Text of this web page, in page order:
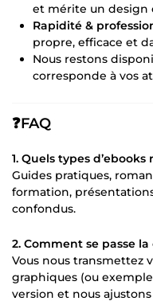
et mérite un design
Rapidité &
propre, efficace et
Nous restons
corresponde à vos
❓FAQ
1. Quels types d’ebooks
Guides pratiques,
formation,
confondus.
2. Comment se passe
Vous nous transmettez
graphiques (ou
version et nous